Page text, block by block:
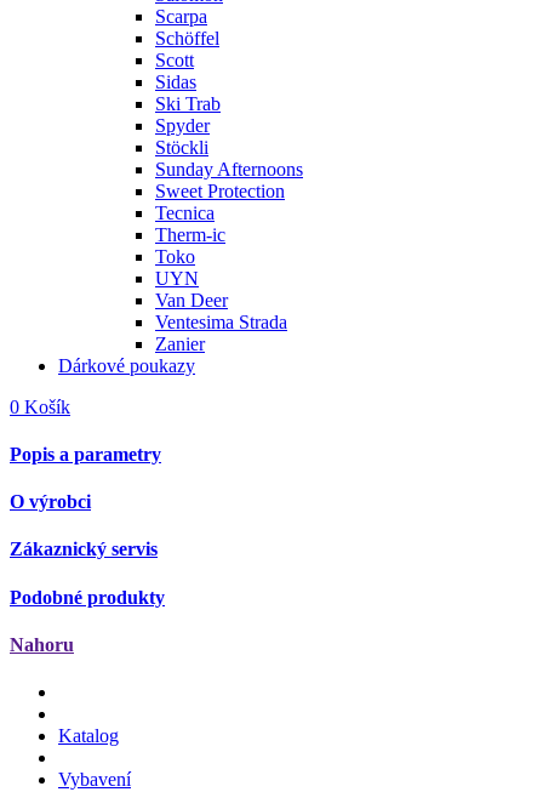
Scarpa
Schöffel
Scott
Sidas
Ski Trab
Spyder
Stöckli
Sunday Afternoons
Sweet Protection
Tecnica
Therm-ic
Toko
UYN
Van Deer
Ventesima Strada
Zanier
Dárkové poukazy
0 Košík
Popis a parametry
O výrobci
Zákaznický servis
Podobné produkty
Nahoru
Katalog
Vybavení